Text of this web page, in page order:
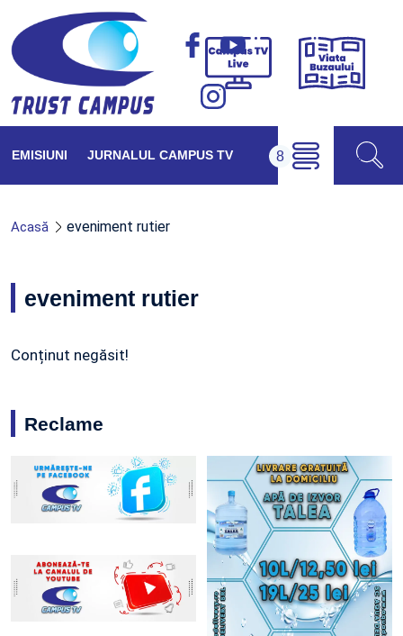
Campus
Viața
EMISIUNI JURNALUL CAMPUS TV
Acasă eveniment rutier
eveniment rutier
Conținut negăsit!
Reclame